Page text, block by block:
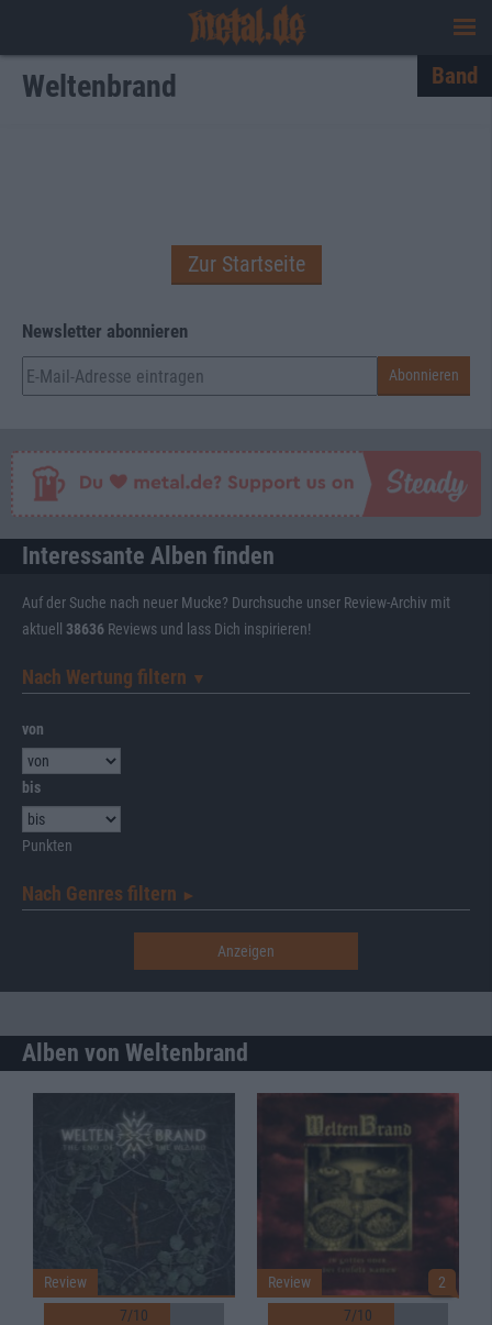
Weltenbrand Band
Zur Startseite
Newsletter abonnieren
Interessante Alben finden
Auf der Suche nach neuer Mucke? Durchsuche unser Review-Archiv mit
aktuell 38636 Reviews und lass Dich inspirieren!
Nach Wertung filtern ▼︎
von
bis
Punkten
Nach Genres filtern ►︎
Alben von Weltenbrand
7/10
Review
7/10
Review 2